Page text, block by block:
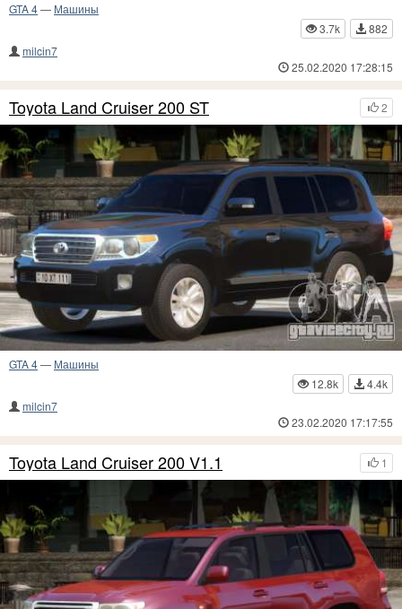
GTA 4— Машины
3.7k
882
milcin7
25.02.2020 17:28:15
2
Toyota Land Cruiser 200 ST
GTA 4— Машины
12.8k
4.4k
milcin7
23.02.2020 17:17:55
1
Toyota Land Cruiser 200 V1.1